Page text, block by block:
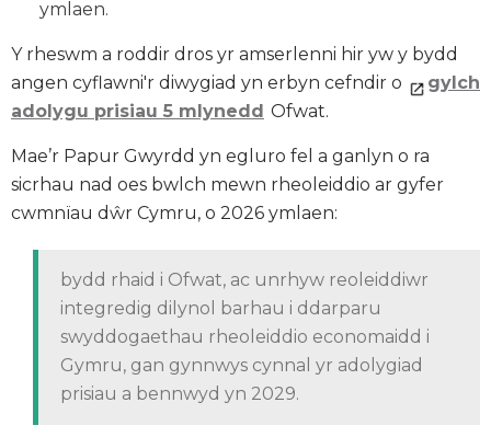
ymlaen.
Y rheswm a roddir dros yr amserlenni hir yw y bydd
angen cyflawni'r diwygiad yn erbyn cefndir o
gylch
adolygu prisiau 5 mlynedd Ofwat.
Mae’r Papur Gwyrdd yn egluro fel a ganlyn o ra
sicrhau nad oes bwlch mewn rheoleiddio ar gyfer
cwmnïau dŵr Cymru, o 2026 ymlaen:
bydd rhaid i Ofwat, ac unrhyw reoleiddiwr
integredig dilynol barhau i ddarparu
swyddogaethau rheoleiddio economaidd i
Gymru, gan gynnwys cynnal yr adolygiad
prisiau a bennwyd yn 2029.